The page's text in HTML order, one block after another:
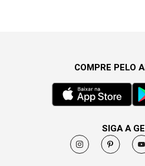
COMPRE PELO
SIGA A